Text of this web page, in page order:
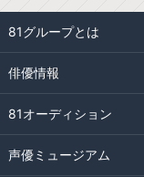
81グループとは
俳優情報
81オーディション
声優ミュージアム